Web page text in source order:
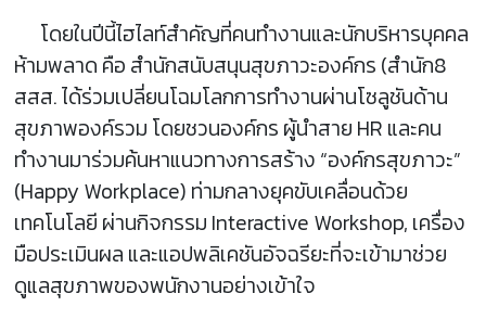
โดยในปีนี้ไฮไลท์สำคัญที่คนทำงานและนักบริหารบุคคล
ห้ามพลาด คือ สำนักสนับสนุนสุขภาวะองค์กร (สำนัก8
สสส. ได้ร่วมเปลี่ยนโฉมโลกการทำงานผ่านโซลูชันด้าน
สุขภาพองค์รวม โดยชวนองค์กร ผู้นำสาย HR และคน
ทำงานมาร่วมค้นหาแนวทางการสร้าง “องค์กรสุขภาวะ”
(Happy Workplace) ท่ามกลางยุคขับเคลื่อนด้วย
เทคโนโลยี ผ่านกิจกรรม Interactive Workshop, เครื่อง
มือประเมินผล และแอปพลิเคชันอัจฉรียะที่จะเข้ามาช่วย
ดูแลสุขภาพของพนักงานอย่างเข้าใจ